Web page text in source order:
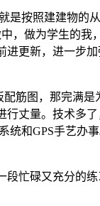
按照建建物的
，做为学生的我
更新，进一步
筋图，那完满是
行丈量。技术多
统和GPS手艺办
忙碌又充分的